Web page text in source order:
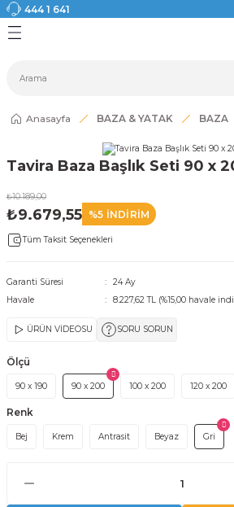
444 1 641
Geri Dön
Geri Dön
Geri Dön
Geri Dön
Geri Dön
Geri Dön
Anasayfa BAZA & YATAK BAZA
Tavira Baza Başlık Seti 90 x
₺10.189,00
₺9.679,55 %5 İNDİRİM
Tüm Taksit Seçenekleri
Garanti Süresi
24 Ay
Havale
8.227,62 TL (%15,00 havale
ÜRÜN VİDEOSU SORU SORUN
Ölçü
90 x 190 90 x 200 100 x 200 120 x 200
Renk
Bej Krem Antrasit Beyaz Gri